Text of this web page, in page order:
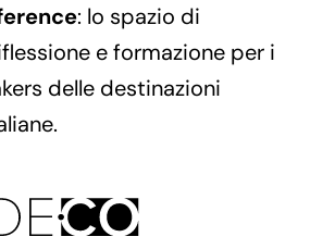
: lo spazio di
e formazione per i
delle destinazioni